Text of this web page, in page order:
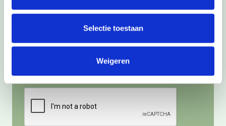
Selectie toestaan
Weigeren
verwerking van je gegevens
volgens ons privacybeleid.
CAPTCHA